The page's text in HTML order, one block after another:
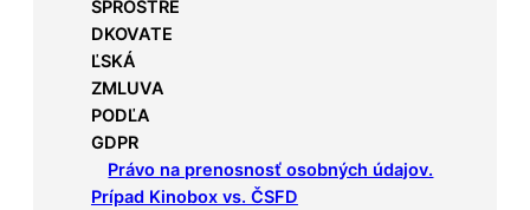
Právo na prenosnosť osobných údajov.
Prípad Kinobox vs. ČSFD